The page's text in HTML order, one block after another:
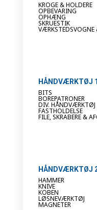
KROGE & HOLDERE
OPBEVARING
OPHÆNG
SKRUESTIK
VÆRKSTEDSVOGNE
HÅNDVÆRKTØJ 1
BITS
BOREPATRONER
DIV. HÅNDVÆRKTØJ
FASTHOLDELSE
FILE, SKRABERE &
HÅNDVÆRKTØJ
HAMMER
KNIVE
KOBEN
LØSNEVÆRKTØJ
MAGNETER